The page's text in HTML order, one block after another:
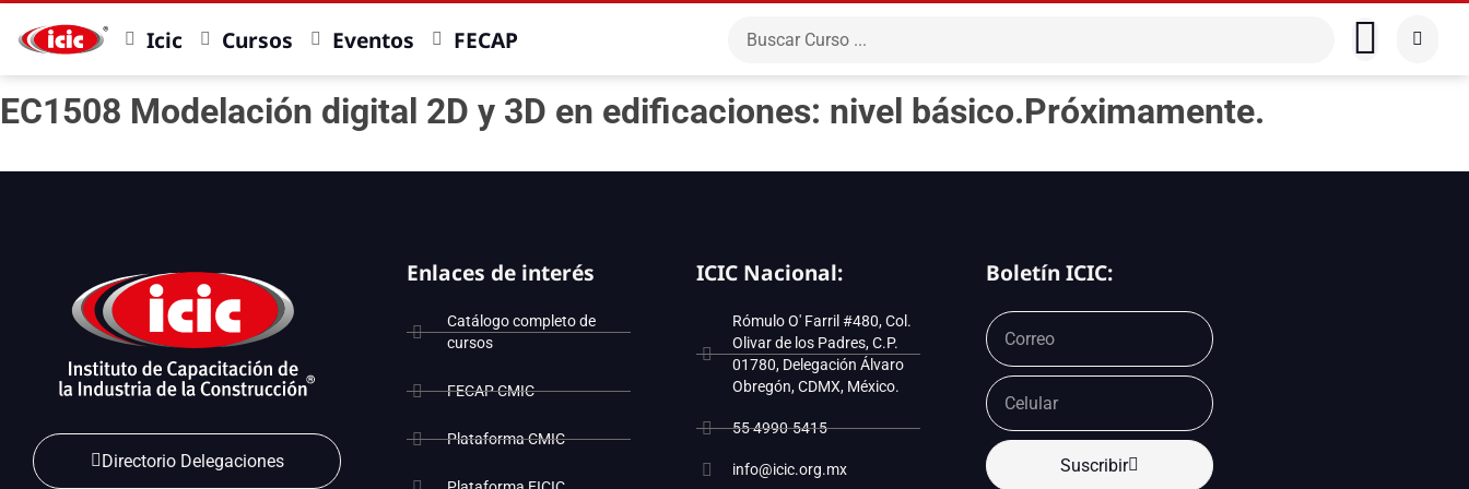
Icic Cursos Eventos FECAP
EC1508 Modelación digital 2D y 3D en edificaciones: nivel básico.Próximamente.
Directorio Delegaciones
Enlaces de interés
Catálogo completo de
cursos
FECAP CMIC
Plataforma CMIC
ICIC Nacional:
Rómulo O' Farril #480, Col.
Olivar de los Padres, C.P.
01780, Delegación Álvaro
Obregón, CDMX, México.
55 4990-5415
info@icic.org.mx
Boletín ICIC:
Suscribir